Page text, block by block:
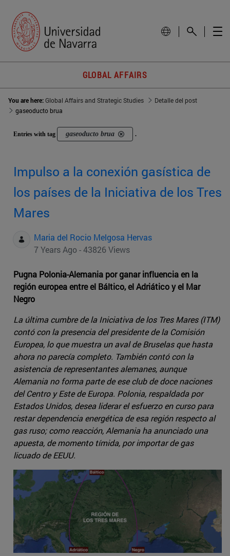
GLOBAL AFFAIRS
You are here:Global Affairs and Strategic Studies
Detalle del post
gaseoducto brua
Entries with tag gaseoducto brua .
Impulso a la conexión gasística de
los países de la Iniciativa de los Tres
Mares
Maria del Rocio Melgosa Hervas
7 Years Ago - 43826 Views
Pugna Polonia-Alemania por ganar influencia en la
región europea entre el Báltico, el Adriático y el Mar
Negro
La última cumbre de la Iniciativa de los Tres Mares (ITM)
contó con la presencia del presidente de la Comisión
Europea, lo que muestra un aval de Bruselas que hasta
ahora no parecía completo. También contó con la
asistencia de representantes alemanes, aunque
Alemania no forma parte de ese club de doce naciones
del Centro y Este de Europa. Polonia, respaldada por
Estados Unidos, desea liderar el esfuerzo en curso para
restar dependencia energética de esa región respecto al
gas ruso; como reacción, Alemania ha anunciado una
apuesta, de momento tímida, por importar de gas
licuado de EEUU.